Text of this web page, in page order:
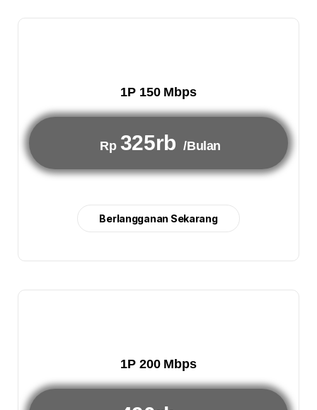
1P 150 Mbps
Rp 325rb /Bulan
Berlangganan Sekarang
1P 200 Mbps